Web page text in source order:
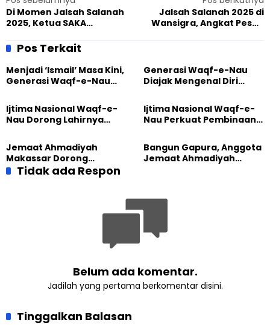
Di Momen Jalsah Salanah
2025, Ketua SAKA
Damai Ahmadiyah
Jalsah Salanah 2025 di
Wansigra, Angkat Pesan
Indonesia
Pos Terkait
Menjadi ‘Ismail’ Masa Kini,
Generasi Waqf-e-Nau
Pengabdian
Generasi Waqf-e-Nau
Diajak Mengenal Diri
Dunia
Ijtima Nasional Waqf-e-
Nau Dorong Lahirnya
yang Militan
Ijtima Nasional Waqf-e-
Nau Perkuat Pembinaan
Masa Depan
Jemaat Ahmadiyah
Makassar Dorong
Kesadaran Lingkungan
Lewat Edukasi Ekoteologi
Bangun Gapura, Anggota
Jemaat Ahmadiyah
Tidak ada Respon
Belum ada komentar.
Jadilah yang pertama berkomentar disini.
Tinggalkan Balasan